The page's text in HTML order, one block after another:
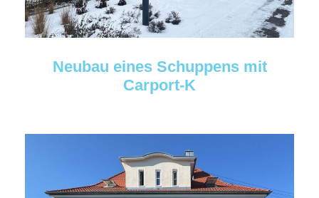
Neubau eines Schuppens mit
Carport-K